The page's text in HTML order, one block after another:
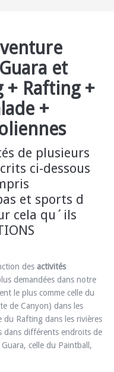
RÉSERVATION
et
+ Rafting +
+
de plusieurs
ci-dessous
et sports d
cela qu´ils
des activités
demandées dans notre
le plus comme celle du
de Canyon) dans les
Rafting dans les rivières
dans différents endroits de
celle du Paintball,